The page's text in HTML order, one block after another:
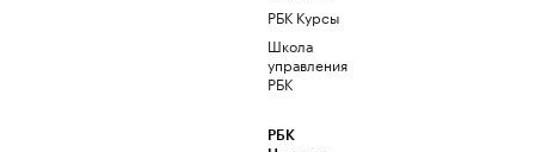
РБК Курсы
Школа
управления
РБК
РБК